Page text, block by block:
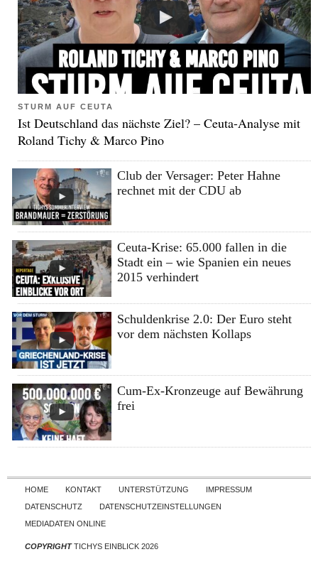
STURM AUF CEUTA
Ist Deutschland das nächste Ziel? – Ceuta-Analyse mit
Roland Tichy & Marco Pino
Club der Versager: Peter Hahne
rechnet mit der CDU ab
Ceuta-Krise: 65.000 fallen in die
Stadt ein – wie Spanien ein neues
2015 verhindert
Schuldenkrise 2.0: Der Euro steht
vor dem nächsten Kollaps
Cum-Ex-Kronzeuge auf Bewährung
frei
Skip to content
HOME KONTAKT UNTERSTÜTZUNG
IMPRESSUM
DATENSCHUTZ
DATENSCHUTZEINSTELLUNGEN
MEDIADATEN ONLINE
COPYRIGHTTICHYS EINBLICK 2026